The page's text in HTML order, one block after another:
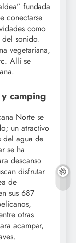
fundada
conectarse
como
del sonido,
vegetariana,
Allí se
camping
Norte se
un atractivo
del agua de
se ha
descanso
disfrutar
de
sus 687
otras
acampar,